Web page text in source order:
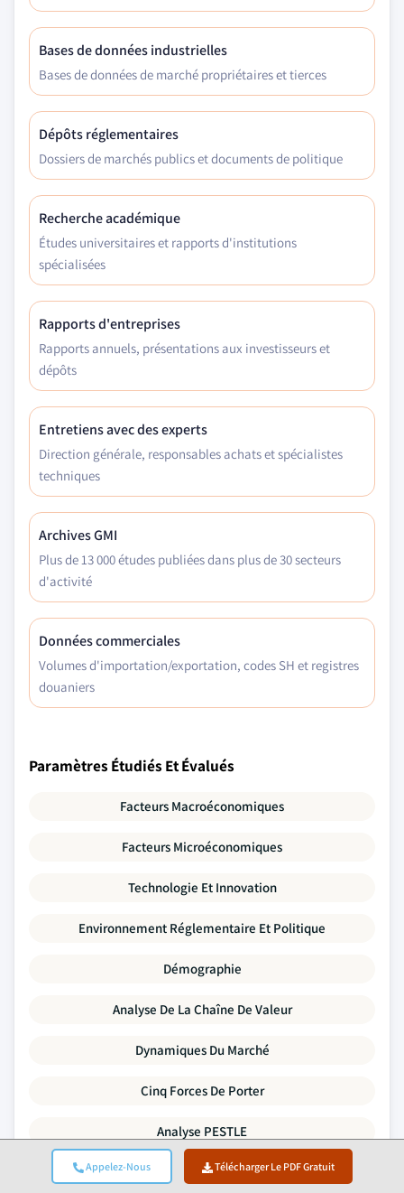
Appelez-Nous Télécharger Le PDF Gratuit
Bases de données industrielles
Bases de données de marché propriétaires et tierces
Dépôts réglementaires
Dossiers de marchés publics et documents de politique
Recherche académique
Études universitaires et rapports d'institutions
spécialisées
Rapports d'entreprises
Rapports annuels, présentations aux investisseurs et
dépôts
Entretiens avec des experts
Direction générale, responsables achats et spécialistes
techniques
Archives GMI
Plus de 13 000 études publiées dans plus de 30 secteurs
d'activité
Données commerciales
Volumes d'importation/exportation, codes SH et registres
douaniers
Paramètres Étudiés Et Évalués
Facteurs Macroéconomiques
Facteurs Microéconomiques
Technologie Et Innovation
Environnement Réglementaire Et Politique
Démographie
Analyse De La Chaîne De Valeur
Dynamiques Du Marché
Cinq Forces De Porter
Analyse PESTLE
Analyse Comparative Concurrentielle